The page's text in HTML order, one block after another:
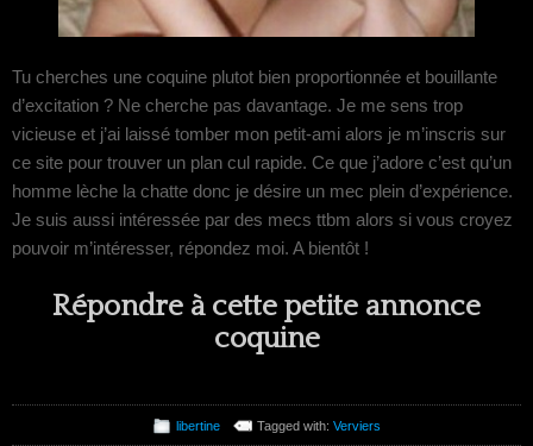
Tu cherches une coquine plutot bien proportionnée et bouillante
d’excitation ? Ne cherche pas davantage. Je me sens trop
vicieuse et j’ai laissé tomber mon petit-ami alors je m’inscris sur
ce site pour trouver un plan cul rapide. Ce que j’adore c’est qu’un
homme lèche la chatte donc je désire un mec plein d’expérience.
Je suis aussi intéressée par des mecs ttbm alors si vous croyez
pouvoir m’intéresser, répondez moi. A bientôt !
Répondre à cette petite annonce
coquine
libertine Tagged with: Verviers